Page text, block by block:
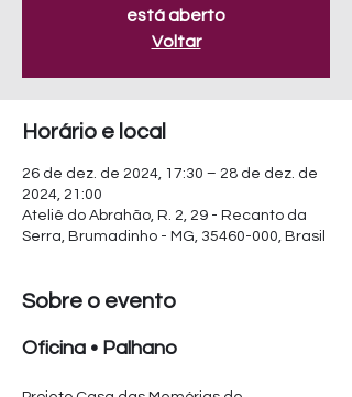
está aberto
Voltar
Horário e local
26 de dez. de 2024, 17:30 – 28 de dez. de
2024, 21:00
Ateliê do Abrahão, R. 2, 29 - Recanto da
Serra, Brumadinho - MG, 35460-000, Brasil
Sobre o evento
Oficina • Palhano